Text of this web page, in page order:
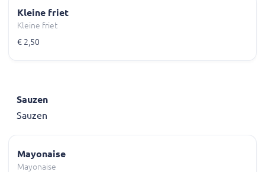
Kleine friet
Kleine friet
€ 2,50
Sauzen
Sauzen
Mayonaise
Mayonaise